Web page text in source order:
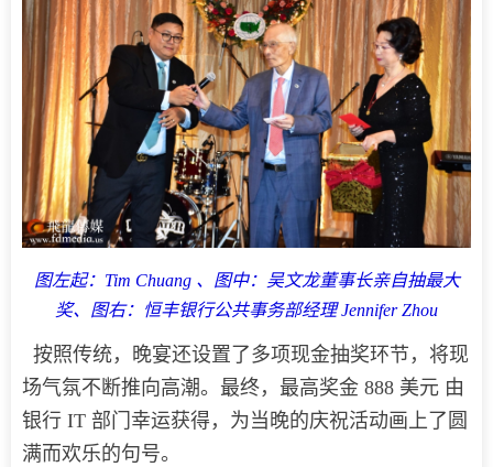
图左起：Tim Chuang 、图中：吴文龙董事长亲自抽最大
奖、图右：恒丰银行公共事务部经理 Jennifer Zhou
按照传统，晚宴还设置了多项现金抽奖环节，将现
场气氛不断推向高潮。最终，最高奖金 888 美元 由
银行 IT 部门幸运获得，为当晚的庆祝活动画上了圆
满而欢乐的句号。